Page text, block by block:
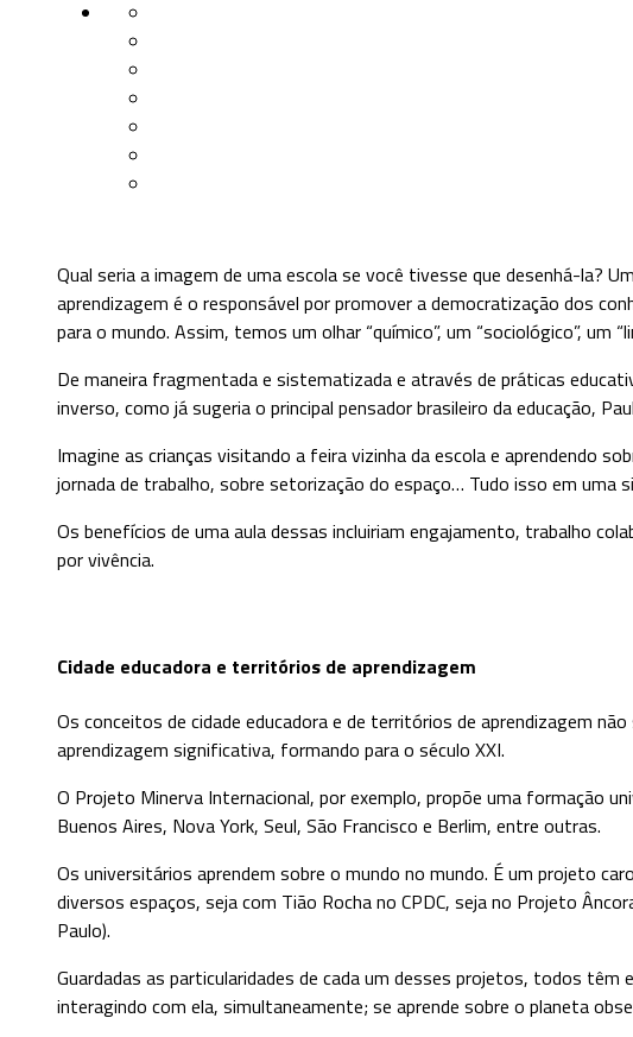
Qual seria a imagem de uma escola se você tivesse que desenhá-la?
aprendizagem é o responsável por promover a democratização dos
para o mundo. Assim, temos um olhar “químico”, um “sociológico”, um
De maneira fragmentada e sistematizada e através de práticas
inverso, como já sugeria o principal pensador brasileiro da educação,
Imagine as crianças visitando a feira vizinha da escola e aprendendo
jornada de trabalho, sobre setorização do espaço… Tudo isso em uma
Os benefícios de uma aula dessas incluiriam engajamento, trabalho
por vivência.
Cidade educadora e territórios de aprendizagem
Os conceitos de cidade educadora e de territórios de aprendizagem
aprendizagem significativa, formando para o século XXI.
O Projeto Minerva Internacional, por exemplo, propõe uma formação
Buenos Aires, Nova York, Seul, São Francisco e Berlim, entre outras.
Os universitários aprendem sobre o mundo no mundo. É um projeto
diversos espaços, seja com Tião Rocha no CPDC, seja no Projeto
Paulo).
Guardadas as particularidades de cada um desses projetos, todos têm
interagindo com ela, simultaneamente; se aprende sobre o planeta